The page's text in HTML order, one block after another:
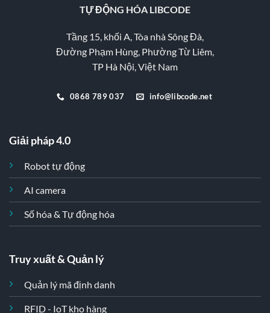
TỰ ĐỘNG HÓA LIBCODE
Tầng 15, khối A, Tòa nhà Sông Đà,
Đường Phạm Hùng, Phường Từ Liêm,
TP Hà Nội, Việt Nam
0868 789 037 info@libcode.net
Giải pháp 4.0
Robot tự động
AI camera
Số hóa & Tự động hóa
Truy xuất & Quản lý
Quản lý mã định danh
RFID - IoT kho hàng